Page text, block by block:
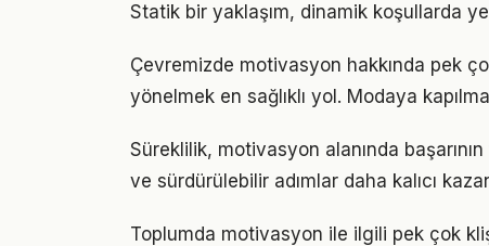
Statik bir yaklaşım, dinamik koşullarda
Çevremizde motivasyon hakkında pek
yönelmek en sağlıklı yol. Modaya
Süreklilik, motivasyon alanında
ve sürdürülebilir adımlar daha kalıcı
Toplumda motivasyon ile ilgili pek çok